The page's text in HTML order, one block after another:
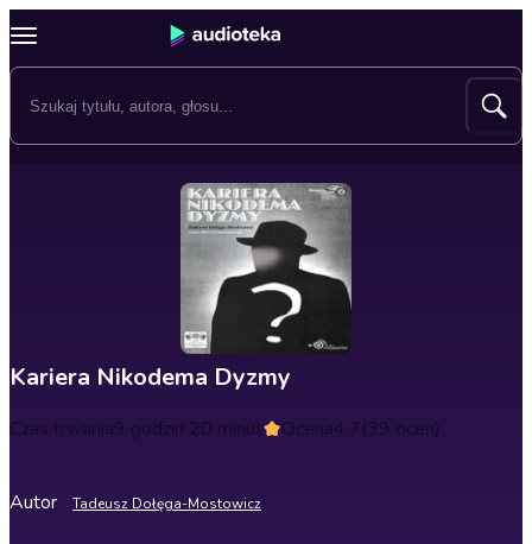
Kariera Nikodema Dyzmy
Czas trwania9 godzin 20 minut Ocena4.7(39 ocen)
Autor Tadeusz Dołęga-Mostowicz